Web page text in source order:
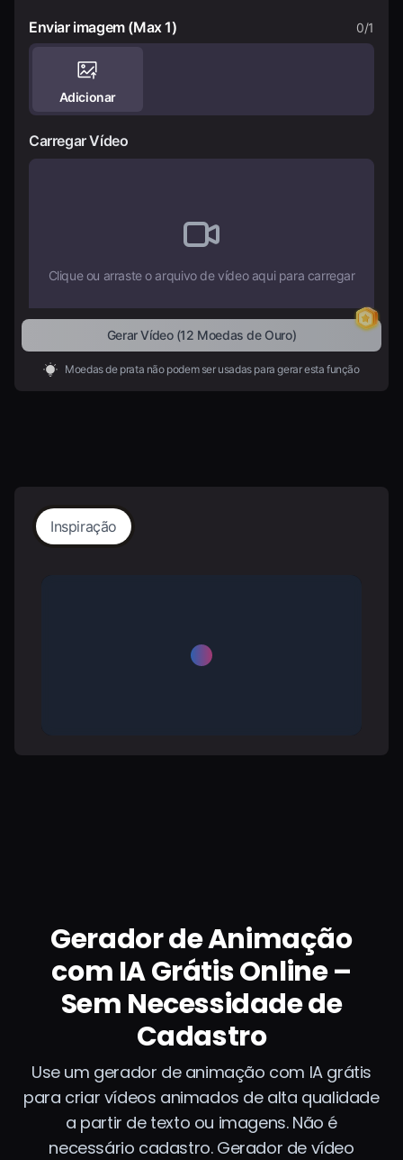
Preços
Enviar imagem (Max 1) 0/1
Adicionar
Carregar Vídeo
Clique ou arraste o arquivo de vídeo aqui para carregar
Resolução: 480P 720P
Gerar Vídeo (12 Moedas de Ouro)
Moedas de prata não podem ser usadas para gerar esta função
Inspiração
Gerador de Animação
com IA Grátis Online –
Sem Necessidade de
Cadastro
Use um gerador de animação com IA grátis
para criar vídeos animados de alta qualidade
a partir de texto ou imagens. Não é
necessário cadastro. Gerador de vídeo